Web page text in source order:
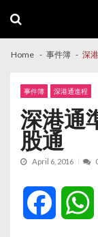
navigation
content
Home 事件簿 深
事件簿 深港通進程
深港通
股通
April 6, 2016
Facebook